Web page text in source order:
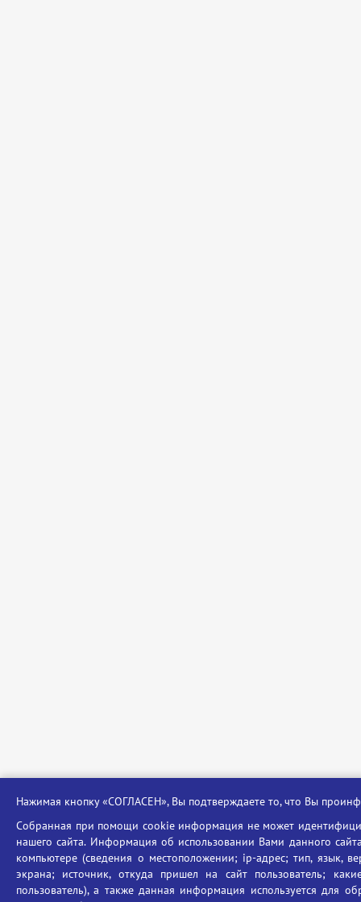
Нажимая кнопку «СОГЛАСЕН», Вы подтверждаете то, что Вы
Собранная при помощи cookie информация не может
нашего сайта. Информация об использовании Вами данного
компьютере (сведения о местоположении; ip-адрес; тип, язык,
экрана; источник, откуда пришел на сайт пользователь;
пользователь), а также данная информация используется для